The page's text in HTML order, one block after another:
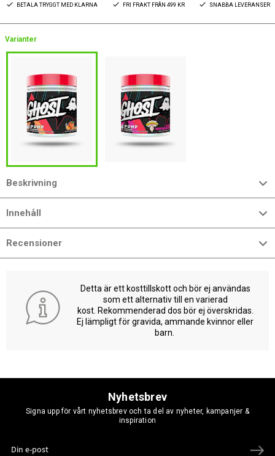
BETALA TRYGGT MED KLARNA FRI FRAKT FRÅN 499 KR SNABBA LEVERANSER
Varianter
Beskrivning
Innehåll
Recensioner
Detta är ett kosttillskott och bör ej användas
som ett alternativ till en varierad
kost. Rekommenderad dos bör ej överskridas.
Ej lämpligt för gravida, ammande kvinnor eller
barn.
Nyhetsbrev
Signa upp för vårt nyhetsbrev och ta del av nyheter, kampanjer &
inspiration